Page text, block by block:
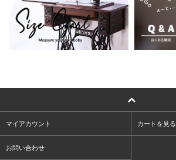
マイアカウント カートを見る
お問い合わせ